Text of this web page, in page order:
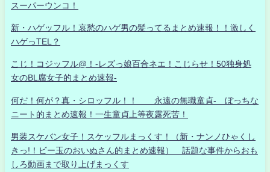
スーパーウンコ！
新・ハゲッフル！哀愁のハゲ男の髪ってるまとめ速報！！激しく
ハゲっTEL？
こじ！コジッフル@！-レズっ娘百合ネエ！こじらせ！50独身処
女のBL腐女子的まとめ速報-
何だ！何が？真・シロッフル！！ 永遠の無職童貞- ぼっちな
ニート的まとめ速報！一生童貞上等夜露死苦！
男装スケバン女子！スケッフルまっくす！（新・ナンノひゃくし
きっ!！ビー玉のおいぬさん的まとめ速報） 話題な事件からおも
しろ動画まで取り上げまっくす